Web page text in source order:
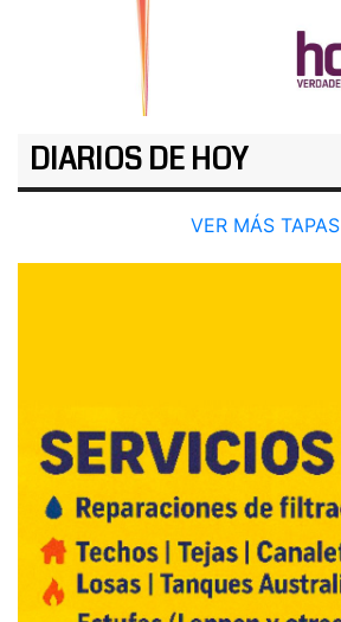
DIARIOS DE HOY
VER MÁS TAPAS